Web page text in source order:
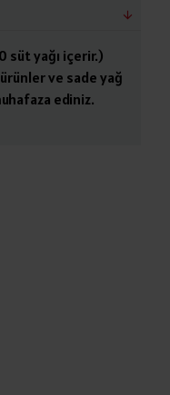
süt yağı içerir.)
ürünler ve sade yağ
ediniz.